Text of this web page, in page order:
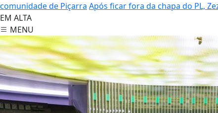
comunidade de Piçarra Após ficar fora da chapa do PL,
EM ALTA
MENU